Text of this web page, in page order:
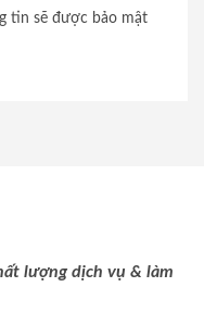
tin sẽ được bảo mật
lượng dịch vụ & làm